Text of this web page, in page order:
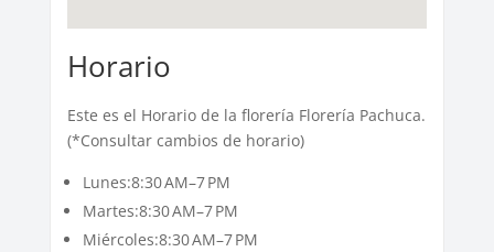
Horario
Este es el Horario de la florería Florería Pachuca.
(*Consultar cambios de horario)
Lunes:8:30 AM–7 PM
Martes:8:30 AM–7 PM
Miércoles:8:30 AM–7 PM